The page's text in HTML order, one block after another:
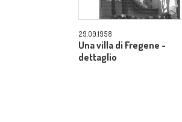
29.09.1958
Una villa di Fregene -
dettaglio